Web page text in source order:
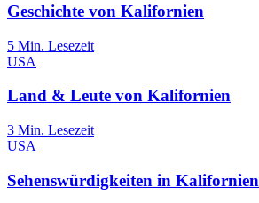
Geschichte von Kalifornien
5 Min. Lesezeit
USA
Land & Leute von Kalifornien
3 Min. Lesezeit
USA
Sehenswürdigkeiten in Kalifornien